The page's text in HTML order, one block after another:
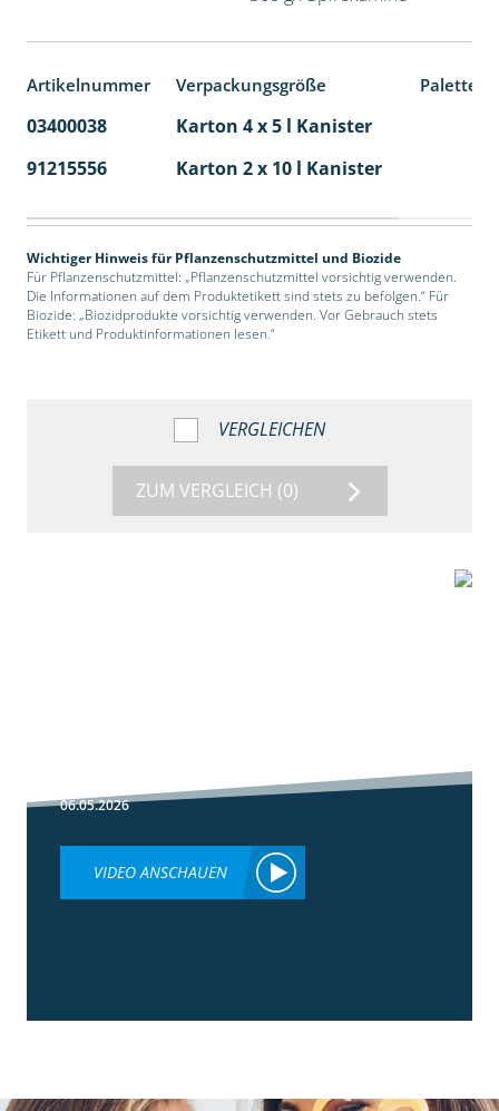
Artikelnummer Verpackungsgröße
03400038 Karton 4 x 5 l Kanister
91215556
Karton 2 x 10 l Kanister
Wichtiger Hinweis für Pflanzenschutzmittel und Biozide
Für Pflanzenschutzmittel: „Pflanzenschutzmittel vorsichtig verwenden.
Die Informationen auf dem Produktetikett sind stets zu befolgen.“ Für
Biozide: „Biozidprodukte vorsichtig verwenden. Vor Gebrauch stets
Etikett und Produktinformationen lesen.“
VERGLEICHEN
ZUM VERGLEICH (0)
06.05.2026
VIDEO ANSCHAUEN